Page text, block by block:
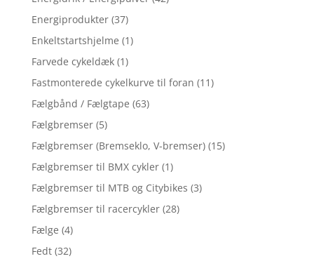
Energiprodukter (37)
Enkeltstartshjelme (1)
Farvede cykeldæk (1)
Fastmonterede cykelkurve til foran (11)
Fælgbånd / Fælgtape (63)
Fælgbremser (5)
Fælgbremser (Bremseklo, V-bremser) (15)
Fælgbremser til BMX cykler (1)
Fælgbremser til MTB og Citybikes (3)
Fælgbremser til racercykler (28)
Fælge (4)
Fedt (32)